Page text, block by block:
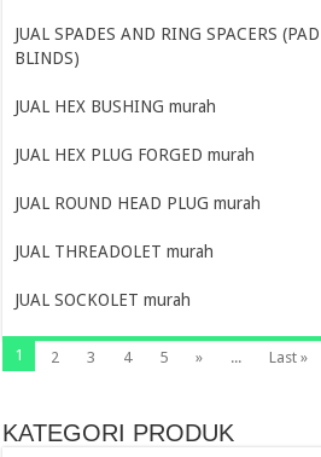
JUAL SPADES AND RING SPACERS
BLINDS)
JUAL HEX BUSHING murah
JUAL HEX PLUG FORGED murah
JUAL ROUND HEAD PLUG murah
JUAL THREADOLET murah
JUAL SOCKOLET murah
1 2 3 4 5 » ... Last »
KATEGORI PRODUK